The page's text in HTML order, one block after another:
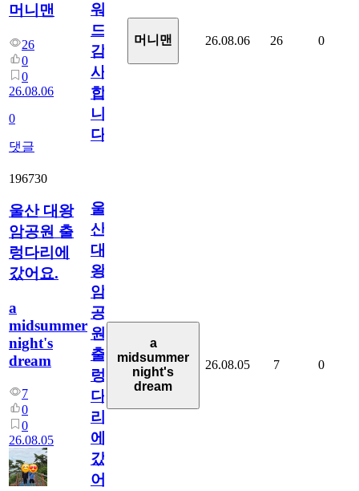
머니맨
26
0
0
26.08.06
0
댓글
워
드
감
사
합
니
다
머니맨 26.08.06 26 0
196730
울산 대왕
암공원 출
렁다리에
갔어요.
a
midsummer
night's
dream
7
0
0
26.08.05
울
산
대
왕
암
공
원
출
렁
다
리
에
갔
어
a
midsummer
night's
dream
26.08.05 7 0